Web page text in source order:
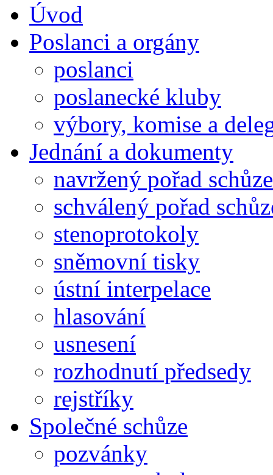
Úvod
Poslanci a orgány
poslanci
poslanecké kluby
výbory, komise a
Jednání a dokumenty
navržený pořad schůze
schválený pořad
stenoprotokoly
sněmovní tisky
ústní interpelace
hlasování
usnesení
rozhodnutí předsedy
rejstříky
Společné schůze
pozvánky